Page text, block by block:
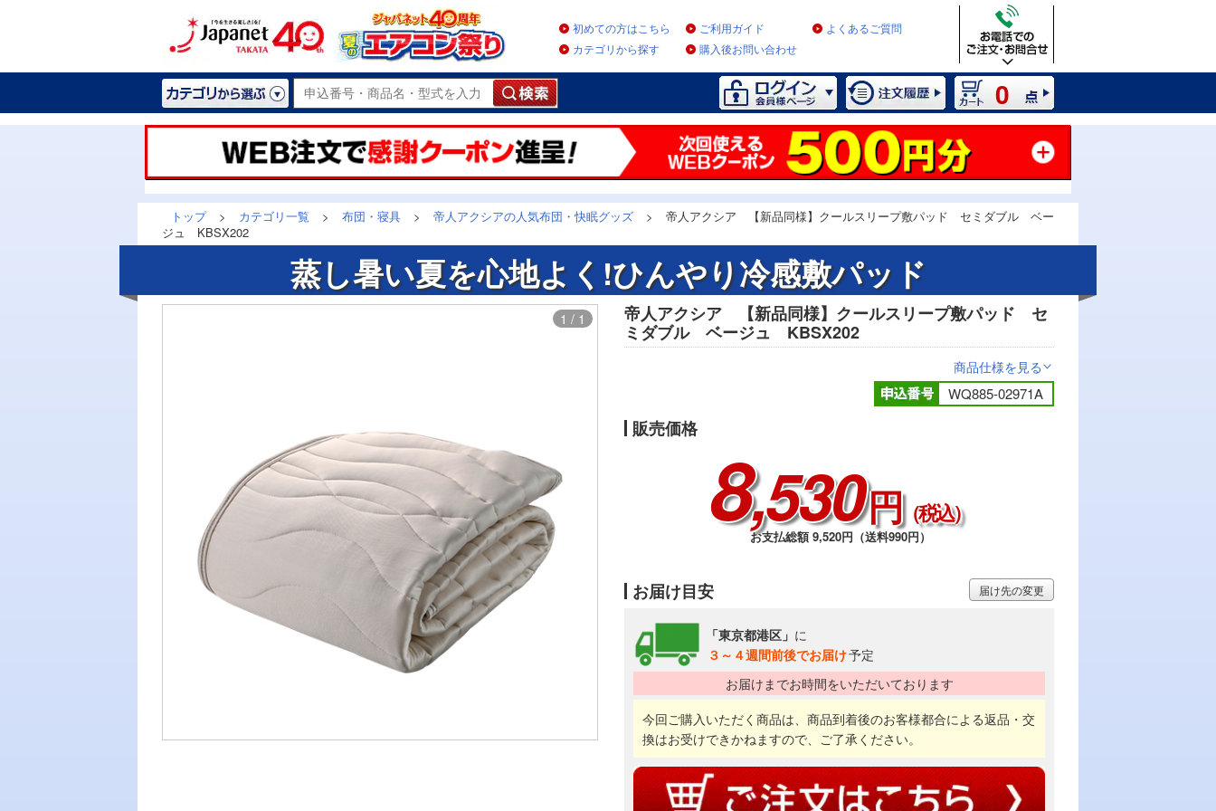
初めての方はこちら ご利用ガイド
よくあるご質問
カテゴリから探す
購入後お問い合わせ
0
トップ > カテゴリ一覧 > 布団・寝具 > 帝人アクシアの人気布団・快眠グッズ >
帝人アクシア 【新品同様】クールスリープ敷パッド セミダブル ベー
ジュ KBSX202
蒸し暑い夏を心地よく!ひんやり冷感敷パッド
1 / 1
帝人アクシア 【新品同様】クールスリープ敷パッド セ
ミダブル ベージュ KBSX202
商品仕様を見る>
WQ885-02971A
販売価格
8,530円 （税込）
お支払総額 9,520円（送料990円）
お届け目安
「東京都港区」 に
３～４週間前後でお届け予定
お届けまでお時間をいただいております
届け先の変更
今回ご購入いただく商品は、商品到着後のお客様都合による返品・交
換はお受けできかねますので、ご了承ください。